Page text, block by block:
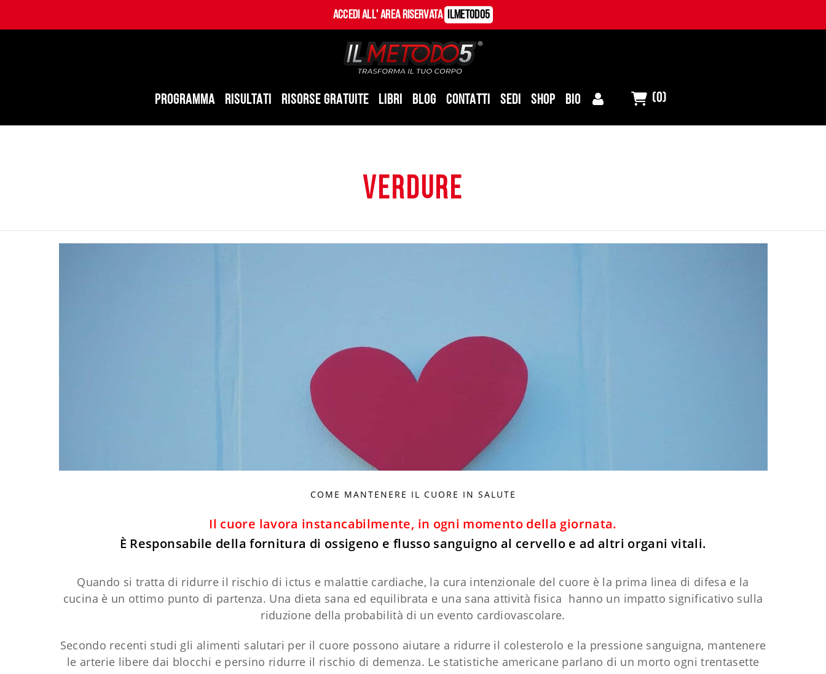
Accedi all' Area Riservata ILMetodo5
PROGRAMMA RISULTATI RISORSE GRATUITE LIBRI BLOG CONTATTI SEDI SHOP BIO (0)
verdure
COME MANTENERE IL CUORE IN SALUTE
Il cuore lavora instancabilmente, in ogni momento della giornata.
È Responsabile della fornitura di ossigeno e flusso sanguigno al cervello e ad altri organi vitali.
Quando si tratta di ridurre il rischio di ictus e malattie cardiache, la cura intenzionale del cuore è la prima linea di difesa e la
cucina è un ottimo punto di partenza. Una dieta sana ed equilibrata e una sana attività fisica hanno un impatto significativo sulla
riduzione della probabilità di un evento cardiovascolare.
Secondo recenti studi gli alimenti salutari per il cuore possono aiutare a ridurre il colesterolo e la pressione sanguigna, mantenere
le arterie libere dai blocchi e persino ridurre il rischio di demenza. Le statistiche americane parlano di un morto ogni trentasette